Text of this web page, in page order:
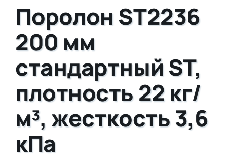
Поролон ST2236
200 мм
стандартный ST,
плотность 22 кг/
м³, жесткость 3,6
кПа